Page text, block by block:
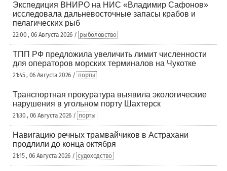
Экспедиция ВНИРО на НИС «Владимир Сафонов»
исследовала дальневосточные запасы крабов и
пелагических рыб
22:00 , 06 Августа 2026 / рыболовство
ТПП РФ предложила увеличить лимит численности
для операторов морских терминалов на Чукотке
21:45 , 06 Августа 2026 / порты
Транспортная прокуратура выявила экологические
нарушения в угольном порту Шахтерск
21:30 , 06 Августа 2026 / порты
Навигацию речных трамвайчиков в Астрахани
продлили до конца октября
21:15 , 06 Августа 2026 / судоходство